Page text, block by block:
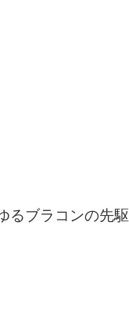
るブラコンの先駆